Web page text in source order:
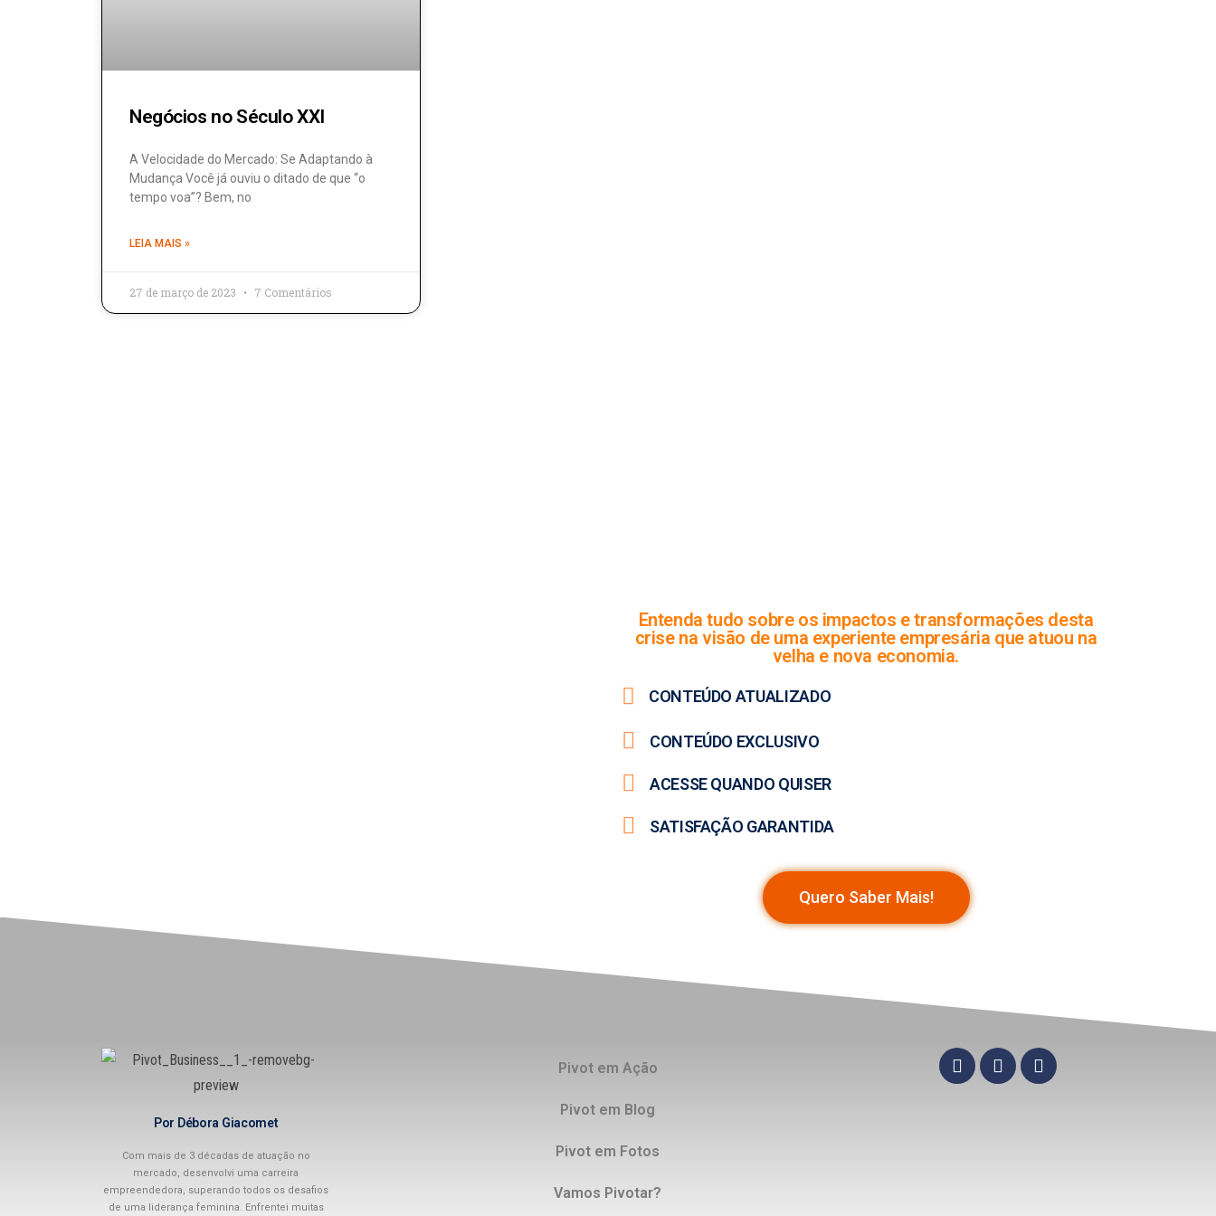
Negócios no Século XXI
A Velocidade do Mercado: Se Adaptando à
Mudança Você já ouviu o ditado de que “o
tempo voa”? Bem, no
LEIA MAIS »
27 de março de 2023 7 Comentários
Entenda tudo sobre os impactos e transformações desta
crise na visão de uma experiente empresária que atuou na
velha e nova economia.
CONTEÚDO ATUALIZADO
CONTEÚDO EXCLUSIVO
ACESSE QUANDO QUISER
SATISFAÇÃO GARANTIDA
Quero Saber Mais!
Por Débora Giacomet
Com mais de 3 décadas de atuação no
mercado, desenvolvi uma carreira
empreendedora, superando todos os desafios
de uma liderança feminina. Enfrentei muitas
Pivot em Ação
Pivot em Blog
Pivot em Fotos
Vamos Pivotar?